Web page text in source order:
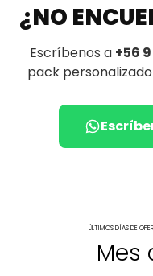
¿NO
Escríbenos a +56
pack
ÚLTIMOS DÍAS DE
Mes